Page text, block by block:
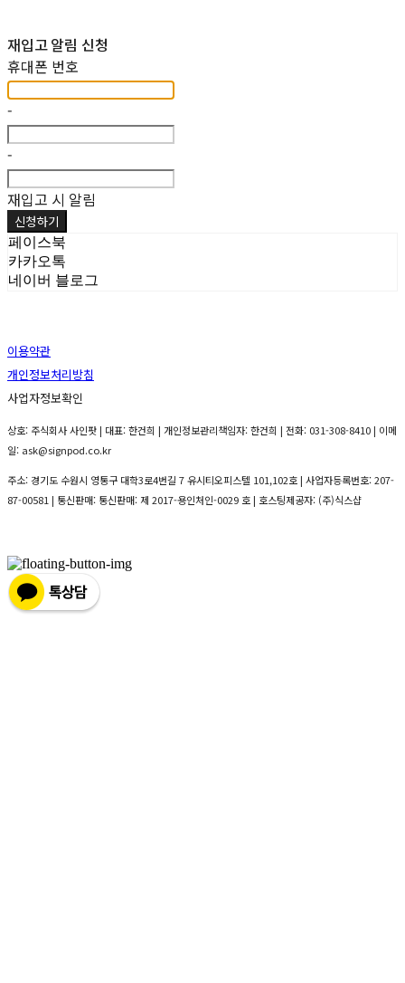
재입고 알림 신청
휴대폰 번호
-
-
재입고 시 알림
신청하기
페이스북
카카오톡
네이버 블로그
이용약관
개인정보처리방침
사업자정보확인
상호: 주식회사 사인팟 | 대표: 한건희 | 개인정보관리책임자: 한건희 | 전화: 031-308-8410 | 이메
일: ask@signpod.co.kr
주소: 경기도 수원시 영통구 대학3로4번길 7 유시티오피스텔 101,102호 | 사업자등록번호:207-
87-00581 | 통신판매: 통신판매: 제 2017-용인처인-0029 호 | 호스팅제공자: (주)식스샵